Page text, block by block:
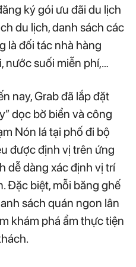
ký gói ưu đãi du lịch
du lịch, danh sách các
là đối tác nhà hàng
nước suối miễn phí,…
nay, Grab đã lắp đặt
dọc bờ biển và công
Nón lá tại phố đi bộ
được định vị trên ứng
dễ dàng xác định vị trí
Đặc biệt, mỗi băng ghế
sách quán ngon lân
khám phá ẩm thực tiện